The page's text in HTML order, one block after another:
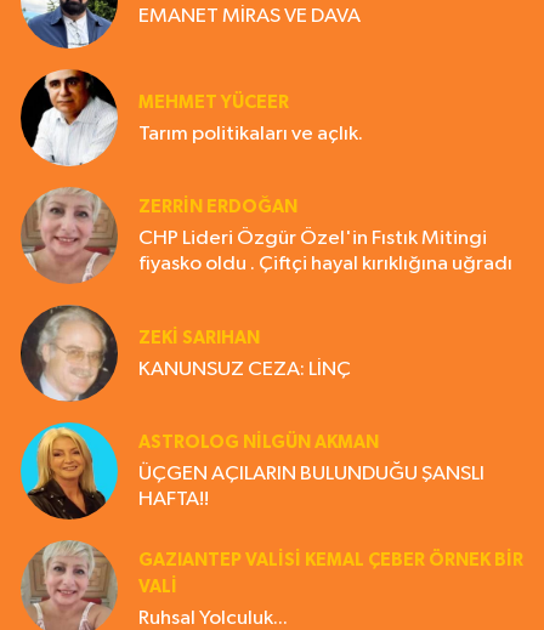
EMANET MİRAS VE DAVA
MEHMET YÜCEER
Tarım politikaları ve açlık.
ZERRIN ERDOĞAN
CHP Lideri Özgür Özel'in Fıstık Mitingi
fiyasko oldu . Çiftçi hayal kırıklığına uğradı
ZEKI SARIHAN
KANUNSUZ CEZA: LİNÇ
ASTROLOG NILGÜN AKMAN
ÜÇGEN AÇILARIN BULUNDUĞU ŞANSLI
HAFTA!!
GAZIANTEP VALISI KEMAL ÇEBER ÖRNEK BİR
VALİ
Ruhsal Yolculuk...